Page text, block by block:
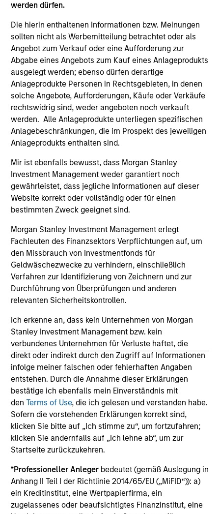
werden dürfen.
Die hierin enthaltenen Informationen bzw. Meinungen
sollten nicht als Werbemitteilung betrachtet oder als
Angebot zum Verkauf oder eine Aufforderung zur
Abgabe eines Angebots zum Kauf eines Anlageprodukts
ausgelegt werden; ebenso dürfen derartige
Anlageprodukte Personen in Rechtsgebieten, in denen
solche Angebote, Aufforderungen, Käufe oder Verkäufe
rechtswidrig sind, weder angeboten noch verkauft
werden. Alle Anlageprodukte unterliegen spezifischen
Anlagebeschränkungen, die im Prospekt des jeweiligen
Anlageprodukts enthalten sind.
Mir ist ebenfalls bewusst, dass Morgan Stanley
Investment Management weder garantiert noch
gewährleistet, dass jegliche Informationen auf dieser
Website korrekt oder vollständig oder für einen
bestimmten Zweck geeignet sind.
Morgan Stanley Investment Management erlegt
Fachleuten des Finanzsektors Verpflichtungen auf, um
den Missbrauch von Investmentfonds für
Geldwäschezwecke zu verhindern, einschließlich
Verfahren zur Identifizierung von Zeichnern und zur
Durchführung von Überprüfungen und anderen
relevanten Sicherheitskontrollen.
Ich erkenne an, dass kein Unternehmen von Morgan
Stanley Investment Management bzw. kein
verbundenes Unternehmen für Verluste haftet, die
direkt oder indirekt durch den Zugriff auf Informationen
infolge meiner falschen oder fehlerhaften Angaben
entstehen. Durch die Annahme dieser Erklärungen
bestätige ich ebenfalls mein Einverständnis mit
denTerms of Use, die ich gelesen und verstanden habe.
Sofern die vorstehenden Erklärungen korrekt sind,
klicken Sie bitte auf „Ich stimme zu“, um fortzufahren;
klicken Sie andernfalls auf „Ich lehne ab“, um zur
Startseite zurückzukehren.
*Professioneller Anleger bedeutet (gemäß Auslegung in
Anhang II Teil I der Richtlinie 2014/65/EU („MiFID“)): a)
ein Kreditinstitut, eine Wertpapierfirma, ein
zugelassenes oder beaufsichtigtes Finanzinstitut, eine
ARTICLE
Equity Market Monitor – Q2 2026
Overview of the current landscape across
equity markets.
14-JUL-2026
May not represent all Team Members.
The information on this page is for informational
not constitute and should not be construed as an
offering of advisory services or an offer to sell or a
solicitation of an offer to buy any securities in any
jurisdiction in which such offer or solicitation,
purchase or sale would be unlawful under the
securities, insurance or other laws of such jurisdiction.
All investing involves risks, including a loss of principal.
Please refer to the strategy detail page for important
information on the strategy, including additional risk
considerations.